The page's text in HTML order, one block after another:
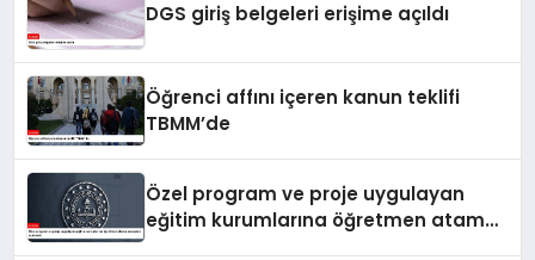
DGS giriş belgeleri erişime açıldı
Öğrenci affını içeren kanun teklifi
TBMM’de
Özel program ve proje uygulayan
eğitim kurumlarına öğretmen atama